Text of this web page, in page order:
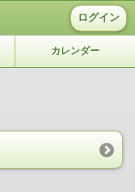
ログイン
カレンダー